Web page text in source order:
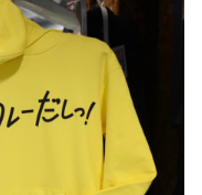
その他 お問い合わせ
画像提供方法 メデイア掲載